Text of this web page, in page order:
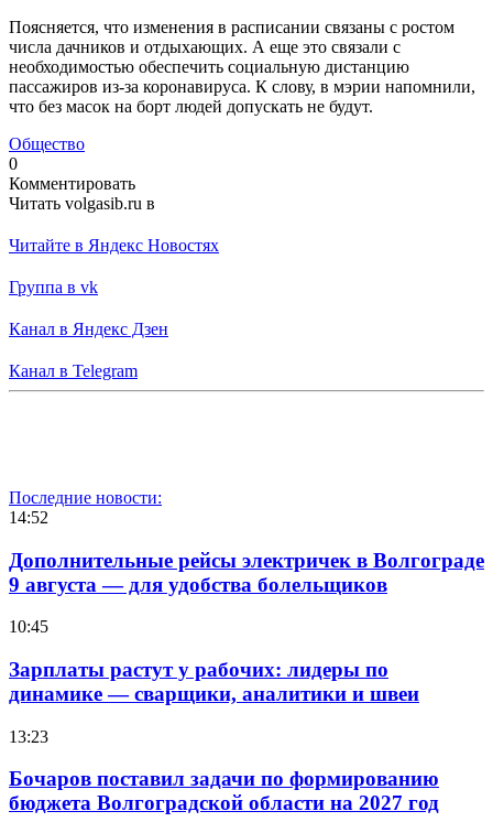
Поясняется, что изменения в расписании связаны с ростом
числа дачников и отдыхающих. А еще это связали с
необходимостью обеспечить социальную дистанцию
пассажиров из-за коронавируса. К слову, в мэрии напомнили,
что без масок на борт людей допускать не будут.
Общество
0
Комментировать
Читать volgasib.ru в
Читайте в Яндекс Новостях
Группа в vk
Канал в Яндекс Дзен
Канал в Telegram
Последние новости:
14:52
Дополнительные рейсы электричек в Волгограде
9 августа — для удобства болельщиков
10:45
Зарплаты растут у рабочих: лидеры по
динамике — сварщики, аналитики и швеи
13:23
Бочаров поставил задачи по формированию
бюджета Волгоградской области на 2027 год